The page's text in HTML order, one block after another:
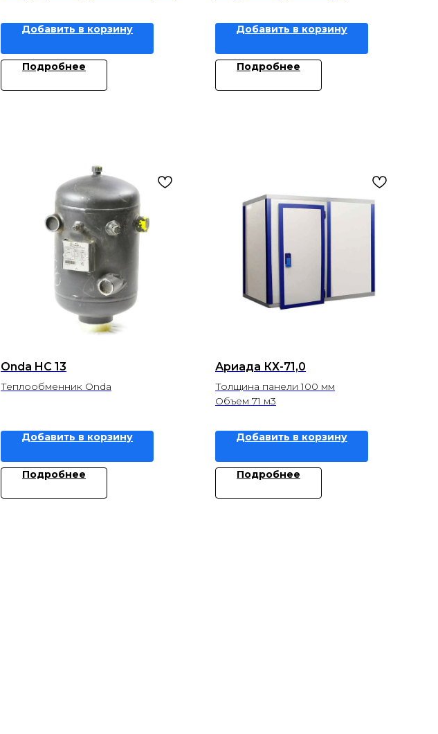
Добавить в корзину
Подробнее
Добавить в корзину
Подробнее
Onda HC 13
Теплообменник Onda
Добавить в корзину
Подробнее
Ариада КХ-71,0
Толщина панели 100 мм
Объем 71 м3
Добавить в корзину
Подробнее